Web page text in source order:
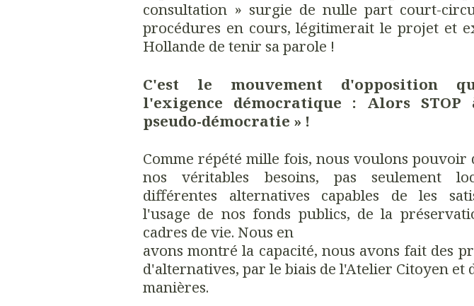
consultation » surgie de nulle part court-
procédures en cours, légitimerait le projet et
Hollande de tenir sa parole !
C'est le mouvement d'opposition
l'exigence démocratique : Alors
pseudo-démocratie » !
Comme répété mille fois, nous voulons pouvoir
nos véritables besoins, pas seulement
différentes alternatives capables de les
l'usage de nos fonds publics, de la
cadres de vie. Nous en
avons montré la capacité, nous avons fait des
d'alternatives, par le biais de l'Atelier Citoyen et
manières.